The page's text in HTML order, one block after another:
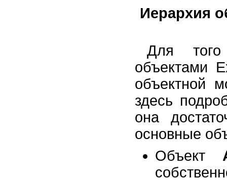
Иерархия
Для
объектами
объектной
здесь
она
основные
Объект